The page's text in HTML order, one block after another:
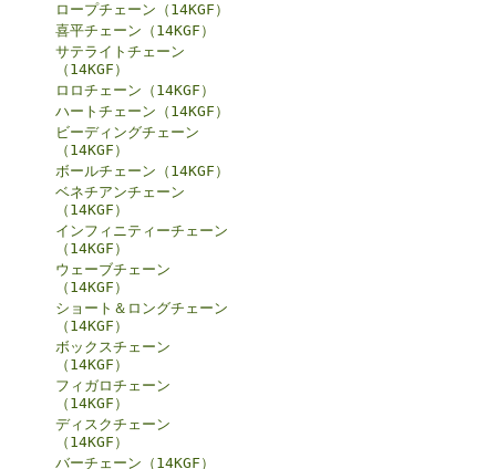
ロープチェーン（14KGF）
喜平チェーン（14KGF）
サテライトチェーン
（14KGF）
ロロチェーン（14KGF）
ハートチェーン（14KGF）
ビーディングチェーン
（14KGF）
ボールチェーン（14KGF）
ベネチアンチェーン
（14KGF）
インフィニティーチェーン
（14KGF）
ウェーブチェーン
（14KGF）
ショート＆ロングチェーン
（14KGF）
ボックスチェーン
（14KGF）
フィガロチェーン
（14KGF）
ディスクチェーン
（14KGF）
バーチェーン（14KGF）